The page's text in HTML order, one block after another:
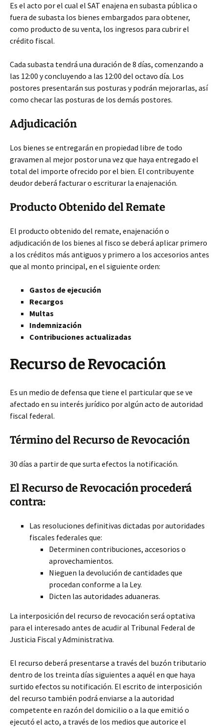
Es el acto por el cual el SAT enajena en subasta pública o
fuera de subasta los bienes embargados para obtener,
como producto de su venta, los ingresos para cubrir el
crédito fiscal.
Cada subasta tendrá una duración de 8 días, comenzando a
las 12:00 y concluyendo a las 12:00 del octavo día. Los
postores presentarán sus posturas y podrán mejorarlas, así
como checar las posturas de los demás postores.
Adjudicación
Los bienes se entregarán en propiedad libre de todo
gravamen al mejor postor una vez que haya entregado el
total del importe ofrecido por el bien. El contribuyente
deudor deberá facturar o escriturar la enajenación.
Producto Obtenido del Remate
El producto obtenido del remate, enajenación o
adjudicación de los bienes al fisco se deberá aplicar primero
a los créditos más antiguos y primero a los accesorios antes
que al monto principal, en el siguiente orden:
Gastos de ejecución
Recargos
Multas
Indemnización
Contribuciones actualizadas
Recurso de Revocación
Es un medio de defensa que tiene el particular que se ve
afectado en su interés jurídico por algún acto de autoridad
fiscal federal.
Término del Recurso de Revocación
30 días a partir de que surta efectos la notificación.
El Recurso de Revocación procederá
contra:
Las resoluciones definitivas dictadas por autoridades
fiscales federales que:
Determinen contribuciones, accesorios o
aprovechamientos.
Nieguen la devolución de cantidades que
procedan conforme a la Ley.
Dicten las autoridades aduaneras.
La interposición del recurso de revocación será optativa
para el interesado antes de acudir al Tribunal Federal de
Justicia Fiscal y Administrativa.
El recurso deberá presentarse a través del buzón tributario
dentro de los treinta días siguientes a aquél en que haya
surtido efectos su notificación. El escrito de interposición
del recurso también podrá enviarse a la autoridad
competente en razón del domicilio o a la que emitió o
ejecutó el acto, a través de los medios que autorice el